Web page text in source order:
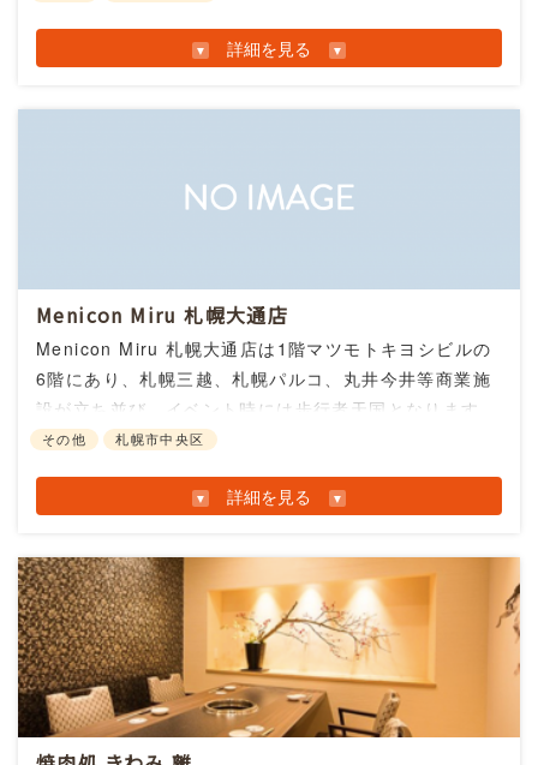
キリンビール園 新館アーバン店
住所： 〒060-0063 北海道札幌市中央区南３条西４
https://www.kirinbeer-en.co.jp/
スでたっぷりとお召し上がりください。
・シェフのお任せ前菜 2,000円（税込）
・フェッラーリマキシマムブリュット
世界NO1スパークリングの称号を3年連続で受
glass￥800
・週替わりパスタランチ 1.500円(税込) (前菜3品
盛り・選べるパスタ・お好きなドリンク)
追加でメイン・デザートもプラスできます。ランチ
限定ドリンクとして、ソムリエおすすめの白ワイ
ン・赤ワインもございます！
レーノ。Arcobaleno（アルコバレーノ）はイタリア
語で「虹」食事を通じて人と人を繋ぐ架け橋になれ
ればと考えています。ご来店、ご予約お待ちしてお
ります！
センターが地下道で直結していますので、お買い物やお
●オンライン相談に関して
にオンラインにてご案内をしております。
現在はご案内させていただいた方のみご利用いただ
けます。
●アクセス情報
電車をご利用のお客様
JR札幌駅南口より徒歩5分
詳細を見る
Menicon Miru 札幌大通店
Menicon Miru 札幌大通店は1階マツモトキヨシビルの
6階にあり、札幌三越、札幌パルコ、丸井今井等商業施
設が立ち並び、イベント時には歩行者天国となります。
近くには狸小路商店街、飲み屋街すすきのと続いており
札幌時計台も徒歩圏内にあり、地下街は札幌駅から繋が
大通駅１７番出口から徒歩１分の所にありますので、お
買い物、お出かけのついでにぜひお気軽にお立ち寄りく
ださい。
お知らせ情報
その他 札幌市中央区
詳細を見る